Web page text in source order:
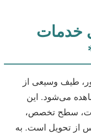
خدمات
طیف وسیعی از
می‌شود. این
سطح تخصص،
از تحویل است. به